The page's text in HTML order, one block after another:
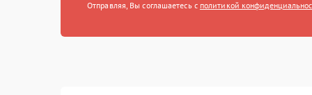
Отправляя, Вы соглашаетесь с политикой